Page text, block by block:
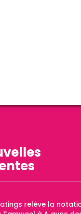
relève la